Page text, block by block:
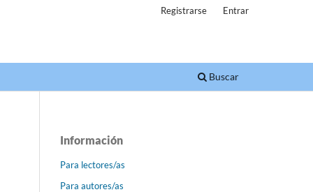
Buscar
Registrarse Entrar
Información
Para lectores/as
Para autores/as